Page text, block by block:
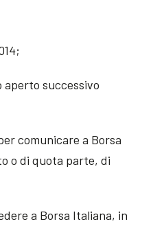
aperto successivo
comunicare a Borsa
o di quota parte, di
a Borsa Italiana, in